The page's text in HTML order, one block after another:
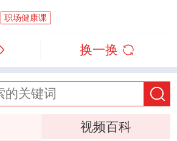
职场健康课
换一换
视频百科